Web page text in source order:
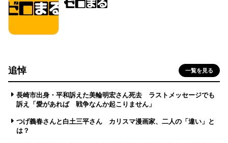
追悼 一覧を見る
長崎市出身・平和訴えた美輪明宏さん死去 ラストメッセージでも
訴え「愛があれば 戦争なんか起こりません」
つげ義春さんと白土三平さん カリスマ漫画家、二人の「違い」と
は？